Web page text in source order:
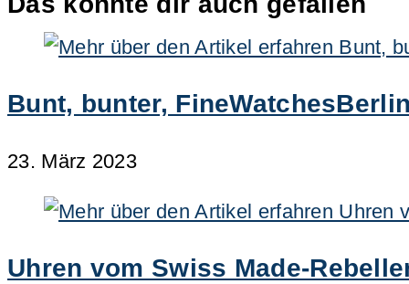
Bunt, bunter,
23. März 2023
Uhren vom Swiss Made-